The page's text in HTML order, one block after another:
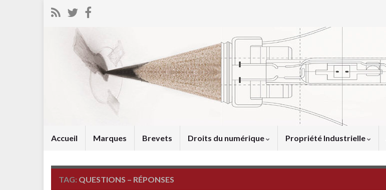
Accueil Marques Brevets Droits du numérique Propriété Industrielle
TAG: QUESTIONS – RÉPONSES